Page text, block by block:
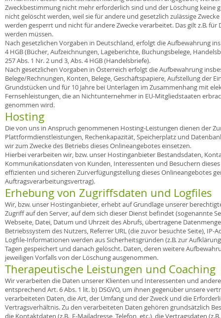
Zweckbestimmung nicht mehr erforderlich sind und der Löschung keine
nicht gelöscht werden, weil sie für andere und gesetzlich zulässige
werden gesperrt und nicht für andere Zwecke verarbeitet. Das gilt z.B.
werden müssen.
Nach gesetzlichen Vorgaben in Deutschland, erfolgt die Aufbewahrung
4 HGB (Bücher, Aufzeichnungen, Lageberichte, Buchungsbelege,
257 Abs. 1 Nr. 2 und 3, Abs. 4 HGB (Handelsbriefe).
Nach gesetzlichen Vorgaben in Österreich erfolgt die Aufbewahrung
Belege/Rechnungen, Konten, Belege, Geschäftspapiere, Aufstellung der
Grundstücken und für 10 Jahre bei Unterlagen im Zusammenhang mit
Fernsehleistungen, die an Nichtunternehmer in EU-Mitgliedstaaten
genommen wird.
Hosting
Die von uns in Anspruch genommenen Hosting-Leistungen dienen der
Plattformdienstleistungen, Rechenkapazität, Speicherplatz und
wir zum Zwecke des Betriebs dieses Onlineangebotes einsetzen.
Hierbei verarbeiten wir, bzw. unser Hostinganbieter Bestandsdaten,
Kommunikationsdaten von Kunden, Interessenten und Besuchern
effizienten und sicheren Zurverfügungstellung dieses Onlineangebotes
Auftragsverarbeitungsvertrag).
Erhebung von Zugriffsdaten und Logfiles
Wir, bzw. unser Hostinganbieter, erhebt auf Grundlage unserer
Zugriff auf den Server, auf dem sich dieser Dienst befindet (sogenannte
Webseite, Datei, Datum und Uhrzeit des Abrufs, übertragene
Betriebssystem des Nutzers, Referrer URL (die zuvor besuchte Seite), IP-
Logfile-Informationen werden aus Sicherheitsgründen (z.B. zur
Tagen gespeichert und danach gelöscht. Daten, deren weitere
jeweiligen Vorfalls von der Löschung ausgenommen.
Therapeutische Leistungen und Coaching
Wir verarbeiten die Daten unserer Klienten und Interessenten und
entsprechend Art. 6 Abs. 1 lit. b) DSGVO, um ihnen gegenüber unsere
verarbeiteten Daten, die Art, der Umfang und der Zweck und die
Vertragsverhältnis. Zu den verarbeiteten Daten gehören grundsätzlich
die Kontaktdaten (z.B., E-Mailadresse, Telefon, etc.), die Vertragsdaten